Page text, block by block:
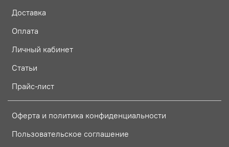
Доставка
Оплата
Личный кабинет
Статьи
Прайс-лист
Оферта и политика конфиденциальности
Пользовательское соглашение